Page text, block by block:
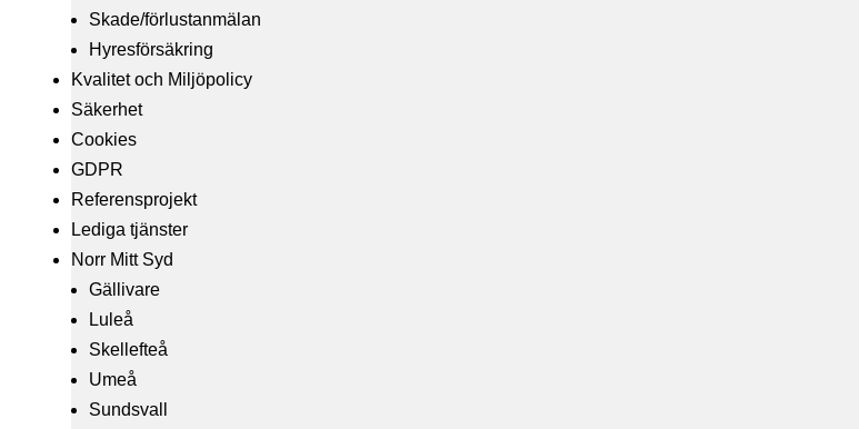
Skade/förlustanmälan
Hyresförsäkring
Kvalitet och Miljöpolicy
Säkerhet
Cookies
GDPR
Referensprojekt
Lediga tjänster
Norr Mitt Syd
Gällivare
Luleå
Skellefteå
Umeå
Sundsvall